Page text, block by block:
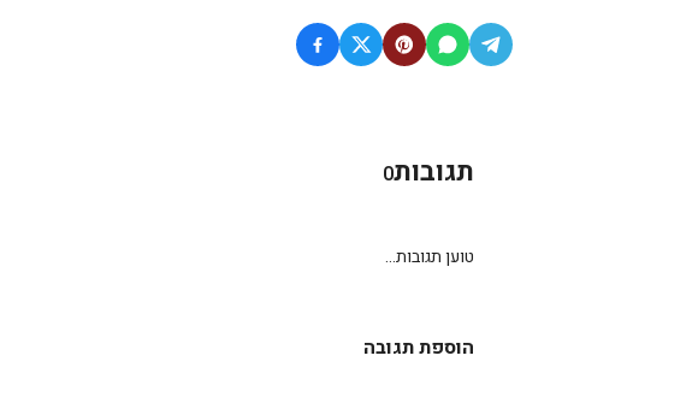
תגובות0
טוען תגובות...
הוספת תגובה